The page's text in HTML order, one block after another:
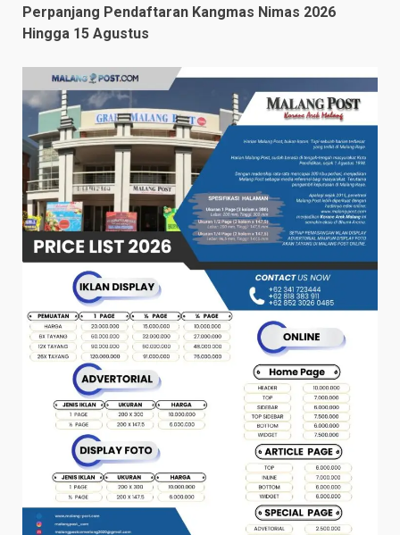
Perpanjang Pendaftaran Kangmas Nimas 2026
Hingga 15 Agustus